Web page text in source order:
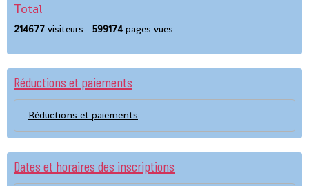
Total
214677 visiteurs - 599174 pages vues
Réductions et paiements
Réductions et paiements
Dates et horaires des inscriptions